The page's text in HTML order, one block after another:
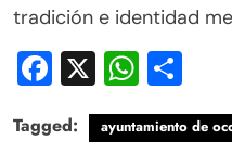
tradición e identidad
Facebook
X
Tagged: ayuntamiento de